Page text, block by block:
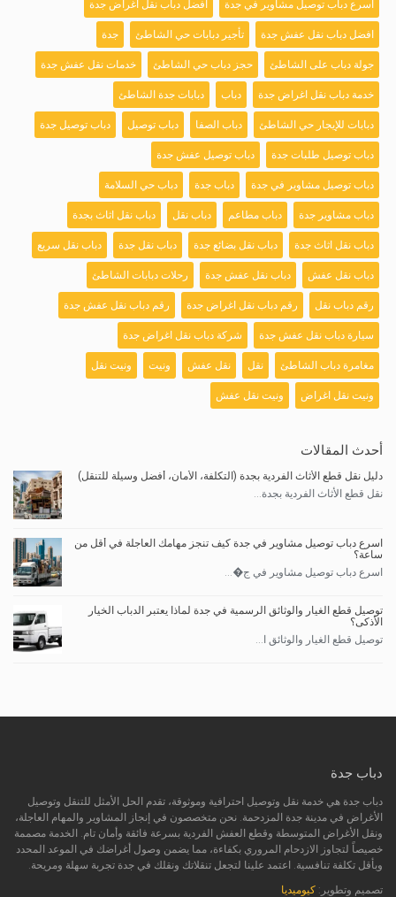
اسرع دباب توصيل مشاوير في جدة افضل دباب نقل اغراض جدة
افضل دباب نقل عفش جدة تأجير دبابات حي الشاطئ جدة
جولة دباب على الشاطئ حجز دباب حي الشاطئ خدمات نقل عفش جدة
خدمة دباب نقل اغراض جدة دباب دبابات جدة الشاطئ
دبابات للإيجار حي الشاطئ دباب الصفا دباب توصيل دباب توصيل جدة
دباب توصيل طلبات جدة دباب توصيل عفش جدة
دباب توصيل مشاوير في جدة دباب جدة دباب حي السلامة
دباب مشاوير جدة دباب مطاعم دباب نقل دباب نقل اثاث بجدة
دباب نقل اثاث جدة دباب نقل بضائع جدة دباب نقل جدة دباب نقل سريع
دباب نقل عفش دباب نقل عفش جدة رحلات دبابات الشاطئ
رقم دباب نقل رقم دباب نقل اغراض جدة رقم دباب نقل عفش جدة
سيارة دباب نقل عفش جدة شركة دباب نقل اغراض جدة
مغامرة دباب الشاطئ نقل نقل عفش ونيت ونيت نقل
ونيت نقل اغراض ونيت نقل عفش
أحدث المقالات
دليل نقل قطع الأثاث الفردية بجدة (التكلفة، الأمان، أفضل وسيلة للتنقل)
نقل قطع الأثاث الفردية بجدة...
اسرع دباب توصيل مشاوير في جدة كيف تنجز مهامك العاجلة في أقل من
ساعة؟
اسرع دباب توصيل مشاوير في ج�...
توصيل قطع الغيار والوثائق الرسمية في جدة لماذا يعتبر الدباب الخيار
الأذكى؟
توصيل قطع الغيار والوثائق ا...
دباب جدة
دباب جدة هي خدمة نقل وتوصيل احترافية وموثوقة، تقدم الحل الأمثل للتنقل وتوصيل
الأغراض في مدينة جدة المزدحمة. نحن متخصصون في إنجاز المشاوير والمهام العاجلة،
ونقل الأغراض المتوسطة وقطع العفش الفردية بسرعة فائقة وأمان تام. الخدمة مصممة
خصيصاً لتجاوز الازدحام المروري بكفاءة، مما يضمن وصول أغراضك في الموعد المحدد
وبأقل تكلفة تنافسية. اعتمد علينا لتجعل تنقلاتك ونقلك في جدة تجربة سهلة ومريحة.
تصميم وتطوير: كيوميديا